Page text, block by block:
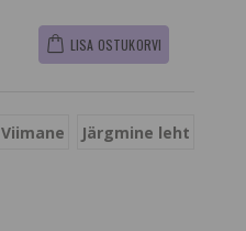
LISA OSTUKORVI
Viimane Järgmine leht